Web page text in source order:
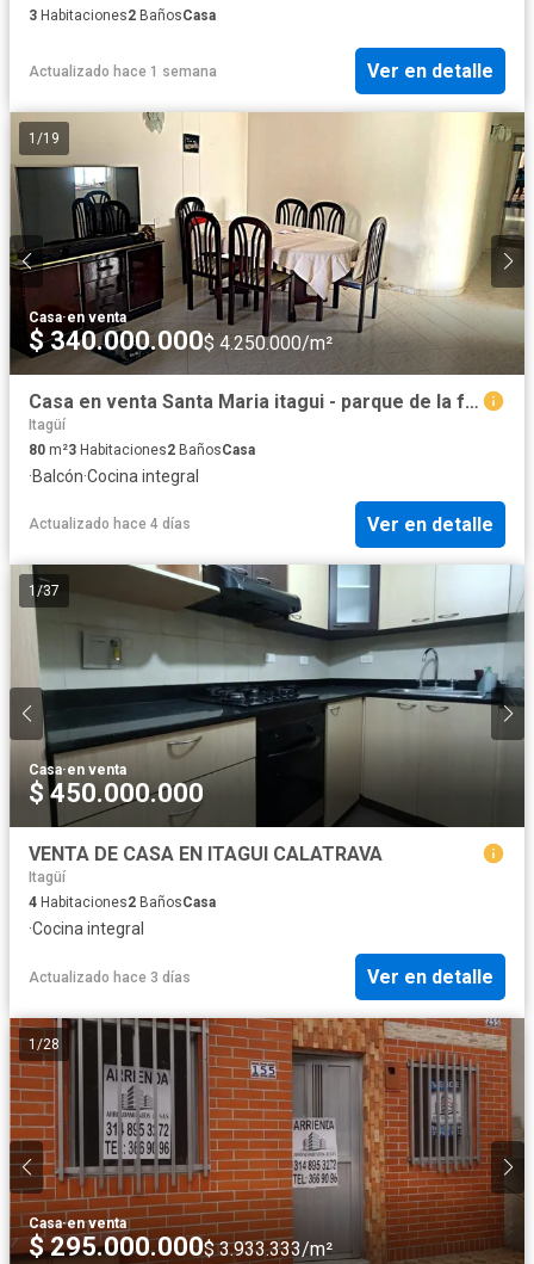
3 Habitaciones2 BañosCasa
Actualizado hace 1 semana Ver en detalle
1 /19
Casa·en venta
$ 340.000.000$ 4.250.000/m²
Casa en venta Santa Maria itagui - parque de la familia
Itagüí
80 m²3 Habitaciones2 BañosCasa
·Balcón·Cocina integral
Actualizado hace 4 días Ver en detalle
1/37
Casa·en venta
$ 450.000.000
VENTA DE CASA EN ITAGUI CALATRAVA
Itagüí
4 Habitaciones2 BañosCasa
·Cocina integral
Actualizado hace 3 días Ver en detalle
1/28
Casa·en venta
$ 295.000.000$ 3.933.333/m²